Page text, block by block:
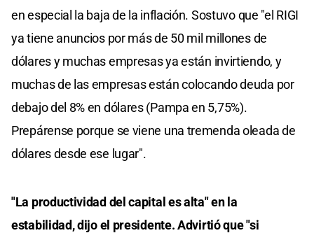
en especial la baja de la inflación. Sostuvo que "el RIGI
ya tiene anuncios por más de 50 mil millones de
dólares y muchas empresas ya están invirtiendo, y
muchas de las empresas están colocando deuda por
debajo del 8% en dólares (Pampa en 5,75%).
Prepárense porque se viene una tremenda oleada de
dólares desde ese lugar".
"La productividad del capital es alta" en la
estabilidad, dijo el presidente. Advirtió que "si